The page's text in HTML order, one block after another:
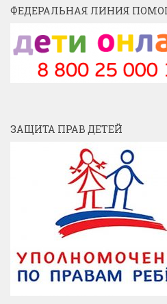
ФЕДЕРАЛЬНАЯ ЛИНИЯ
ЗАЩИТА ПРАВ ДЕТЕЙ